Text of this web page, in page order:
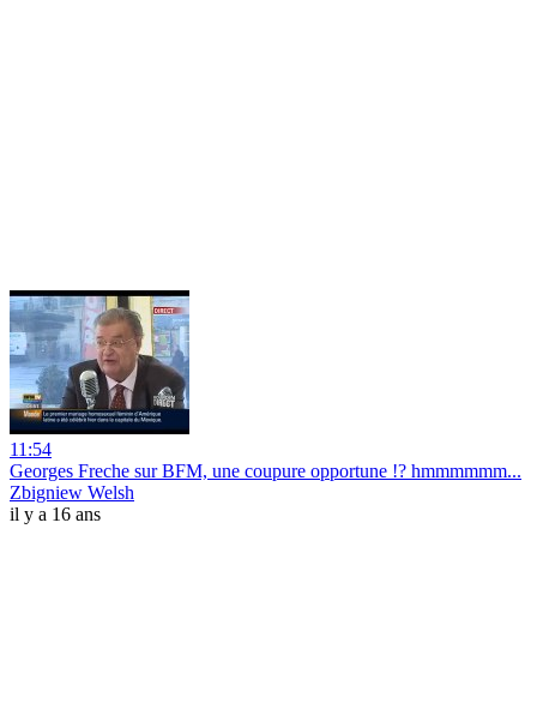
11:54
Georges Freche sur BFM, une coupure opportune !? hmmmmmm...
Zbigniew Welsh
il y a 16 ans